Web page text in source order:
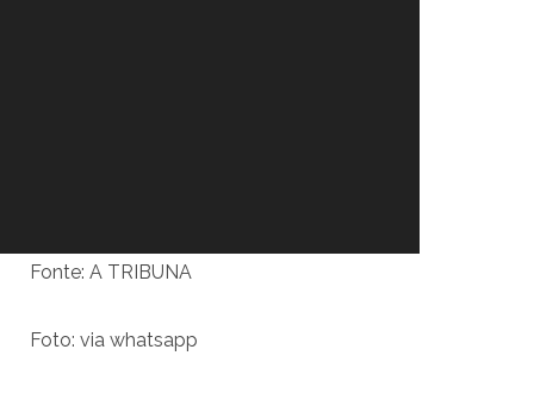
Fonte: A TRIBUNA
Foto: via whatsapp